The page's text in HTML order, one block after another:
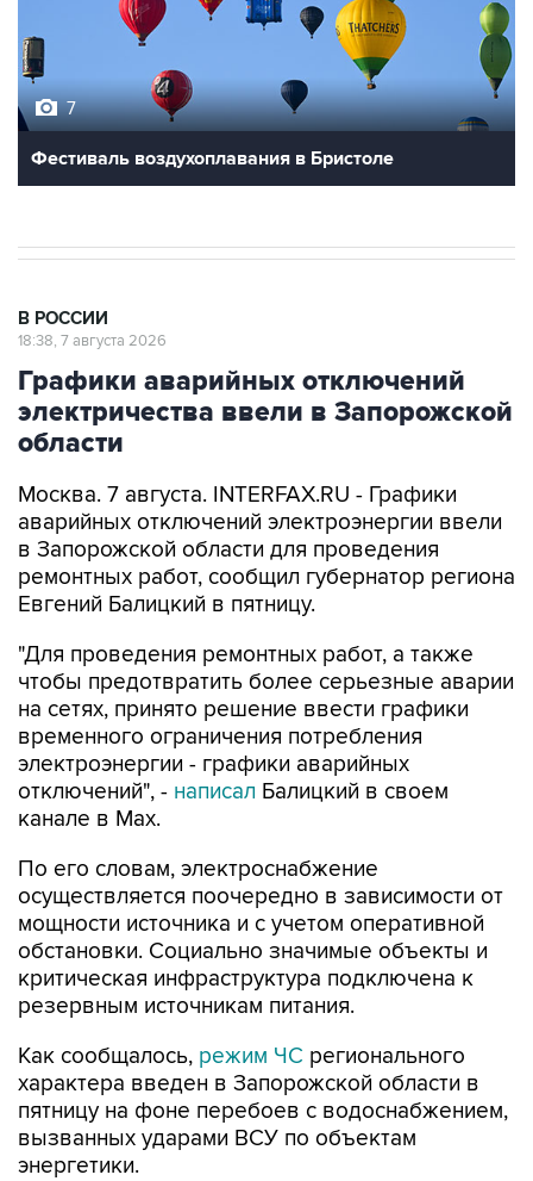
7
Фестиваль воздухоплавания в Бристоле
В РОССИИ
18:38, 7 августа 2026
Графики аварийных отключений
электричества ввели в Запорожской
области
Москва. 7 августа. INTERFAX.RU - Графики
аварийных отключений электроэнергии ввели
в Запорожской области для проведения
ремонтных работ, сообщил губернатор региона
Евгений Балицкий в пятницу.
"Для проведения ремонтных работ, а также
чтобы предотвратить более серьезные аварии
на сетях, принято решение ввести графики
временного ограничения потребления
электроэнергии - графики аварийных
отключений", - написал Балицкий в своем
канале в Max.
По его словам, электроснабжение
осуществляется поочередно в зависимости от
мощности источника и с учетом оперативной
обстановки. Социально значимые объекты и
критическая инфраструктура подключена к
резервным источникам питания.
Как сообщалось, режим ЧС регионального
характера введен в Запорожской области в
пятницу на фоне перебоев с водоснабжением,
вызванных ударами ВСУ по объектам
энергетики.